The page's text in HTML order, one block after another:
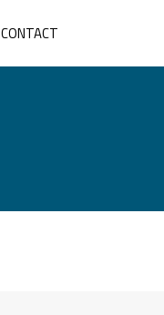
CONTACT